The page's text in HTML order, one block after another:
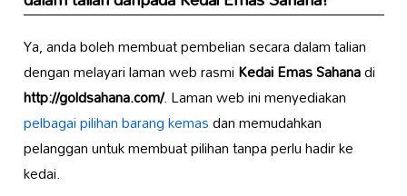
Ya, anda boleh membuat pembelian secara dalam talian
dengan melayari laman web rasmiKedai Emas Sahanadi
http://goldsahana.com/. Laman web ini menyediakan
pelbagai pilihan barang kemasdan memudahkan
pelanggan untuk membuat pilihan tanpa perlu hadir ke
kedai.